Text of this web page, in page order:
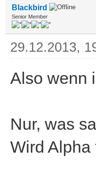
Blackbird
Senior Member
29.12.2013,
Also wenn
Nur, was
Wird Alpha